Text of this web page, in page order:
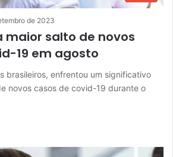
de 2023
maior salto de novos
19 em agosto
brasileiros, enfrentou um significativo
novos casos de covid-19 durante o